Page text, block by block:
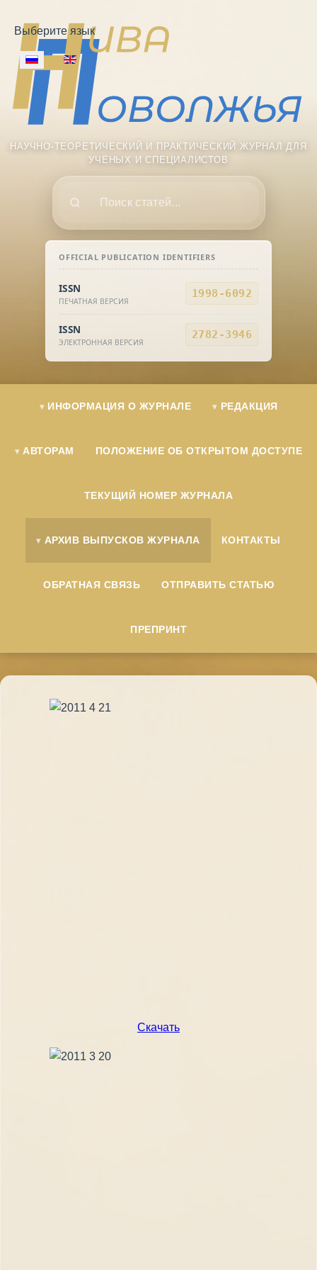
Выберите язык
OFFICIAL PUBLICATION IDENTIFIERS
ISSN
ПЕЧАТНАЯ ВЕРСИЯ
1998-6092
ISSN
ЭЛЕКТРОННАЯ ВЕРСИЯ
2782-3946
НАУЧНО-ТЕОРЕТИЧЕСКИЙ И ПРАКТИЧЕСКИЙ ЖУРНАЛ ДЛЯ
УЧЕНЫХ И СПЕЦИАЛИСТОВ
ИНФОРМАЦИЯ О ЖУРНАЛЕ РЕДАКЦИЯ
АВТОРАМ ПОЛОЖЕНИЕ ОБ ОТКРЫТОМ ДОСТУПЕ
ТЕКУЩИЙ НОМЕР ЖУРНАЛА
АРХИВ ВЫПУСКОВ ЖУРНАЛА КОНТАКТЫ
ОБРАТНАЯ СВЯЗЬ ОТПРАВИТЬ СТАТЬЮ
ПРЕПРИНТ
Скачать